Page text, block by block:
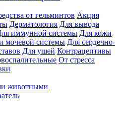
от гельминтов Акция
Дерматология Для вывода
иммунной системы Для кожи
мочевой системы Для сердечно-
Для ушей Контрацептивы
От стресса
животными